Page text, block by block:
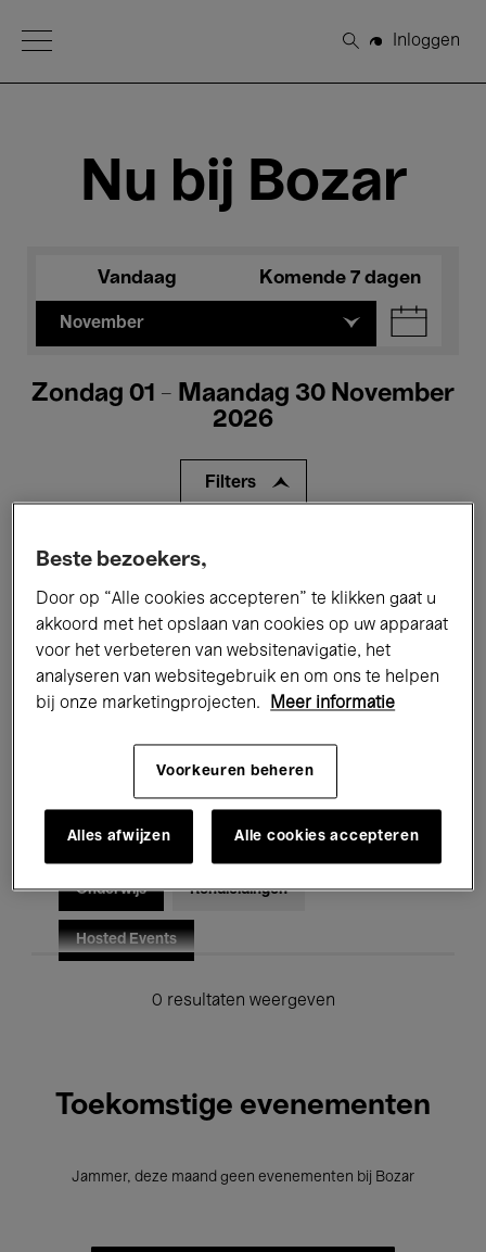
Open Menu
Zoeken
Inloggen
Nu bij Bozar
Vandaag Komende 7 dagen
November
Zondag 01 - Maandag 30 November
2026
Filters
Alle evenementen
Tentoonstellingen Films
Performances Lezingen & Debatten
Jazz Klassieke Muziek Global Music
Voor iedereen Kids’ Palace
Onderwijs Rondleidingen
Hosted Events
0 resultaten weergeven
Toekomstige evenementen
Jammer, deze maand geen evenementen bij Bozar
Beste bezoekers,
Door op “Alle cookies accepteren” te klikken gaat u
akkoord met het opslaan van cookies op uw apparaat
voor het verbeteren van websitenavigatie, het
analyseren van websitegebruik en om ons te helpen
bij onze marketingprojecten.
Meer informatie
Voorkeuren beheren
Alles afwijzen Alle cookies accepteren